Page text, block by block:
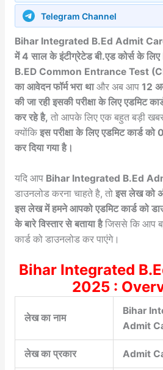
Telegram Channel
Bihar Integrated B.Ed Admit
में 4 साल के इंटीग्रेटेड बी.एड कोर्स के
B.ED Common Entrance Test
का आवेदन फॉर्म भरा थाऔर अब आप 12
की जा रही इसकी परीक्षा के लिए एडमिट
कर रहे है, तो आपके लिए एक बहुत बड़ी
क्योंकि इस परीक्षा के लिए एडमिट कार्ड
कर दिया गया है।
यदि आप Bihar Integrated B.Ed
डाउनलोड करना चाहते है, तो इस लेख को
इस लेख में हमने आपको एडमिट कार्ड को
के बारे विस्तार से बताया हैजिससे कि आप
कार्ड को डाउनलोड कर पाएंगे।
Bihar Integrated
2025 :
लेख का नाम
Bihar
Admit
लेख का प्रकार Admit